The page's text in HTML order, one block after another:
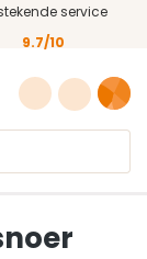
service
9.7/10